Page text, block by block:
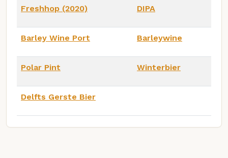
Freshhop (2020) DIPA
Barley Wine Port Barleywine
Polar Pint Winterbier
Delfts Gerste Bier